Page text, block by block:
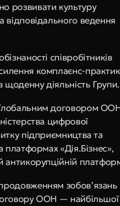
розвивати культуру
відповідального ведення
співробітників
комплаєнс-практик
діяльність Групи.
договором
цифрової
підприємництва та
платформах «Дія.Бізнес»,
антикорупційній
зобов’язань
ООН — найбільшої